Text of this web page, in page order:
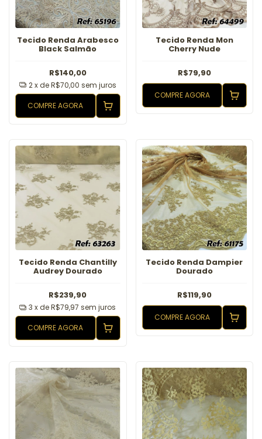
Tecido Renda Arabesco
Black Salmão
R$140,00
2x deR$70,00 sem juros
COMPRE AGORA
Tecido Renda Mon
Cherry Nude
R$79,90
COMPRE AGORA
Tecido Renda Chantilly
Audrey Dourado
R$239,90
3 x deR$79,97 sem juros
COMPRE AGORA
Tecido Renda Dampier
Dourado
R$119,90
COMPRE AGORA